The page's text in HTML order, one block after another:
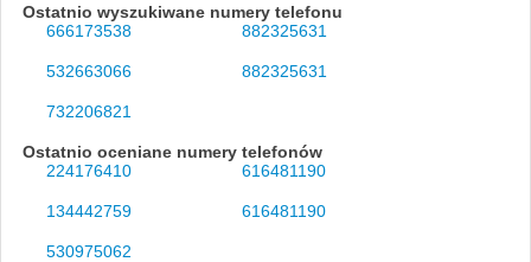
Ostatnio wyszukiwane numery telefonu
666173538
882325631
532663066 882325631
732206821
Ostatnio oceniane numery telefonów
224176410
616481190
134442759 616481190
530975062